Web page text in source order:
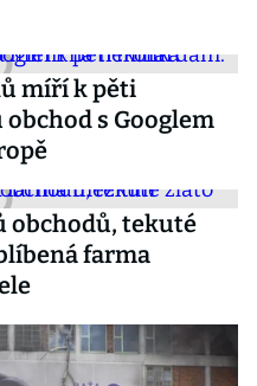
míří k pěti
s Googlem
obchodů, tekuté
farma